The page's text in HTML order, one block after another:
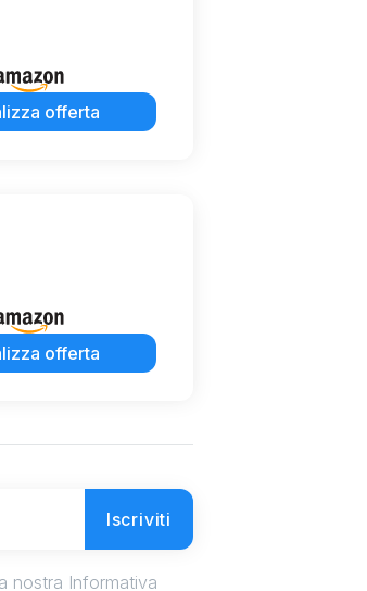
offerta
offerta
Iscriviti
nostra Informativa